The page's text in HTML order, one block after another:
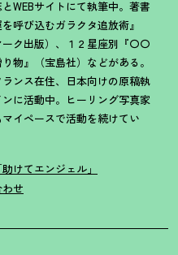
WEBサイトにて執筆中。著書
呼び込むガラクタ追放術』
ーク出版）、１２星座別『〇〇
物』（宝島社）などがある。
ンス在住、日本向けの原稿執
に活動中。ヒーリング写真家
マイペースで活動を続けてい
けてエンジェル」
せ